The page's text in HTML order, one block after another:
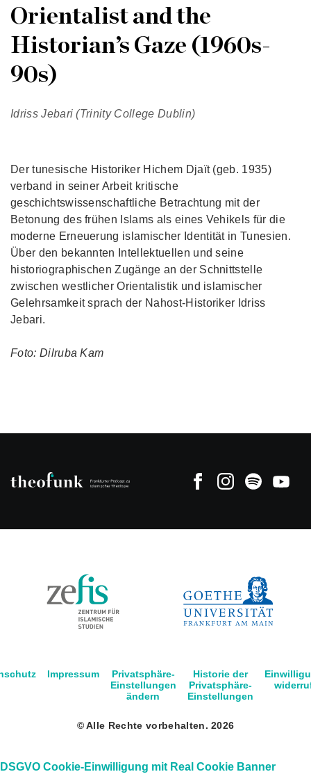
Orientalist and the
Historian’s Gaze (1960s-
90s)
Idriss Jebari (Trinity College Dublin)
Der tunesische Historiker Hichem Djaït (geb. 1935)
verband in seiner Arbeit kritische
geschichtswissenschaftliche Betrachtung mit der
Betonung des frühen Islams als eines Vehikels für die
moderne Erneuerung islamischer Identität in Tunesien.
Über den bekannten Intellektuellen und seine
historiographischen Zugänge an der Schnittstelle
zwischen westlicher Orientalistik und islamischer
Gelehrsamkeit sprach der Nahost-Historiker Idriss
Jebari.
Foto: Dilruba Kam
Impressum
Privatsphäre-
Einstellungen
ändern
Historie der
Privatsphäre-
Einstellungen
© Alle Rechte vorbehalten. 2026
DSGVO Cookie-Einwilligung mit Real Cookie Banner